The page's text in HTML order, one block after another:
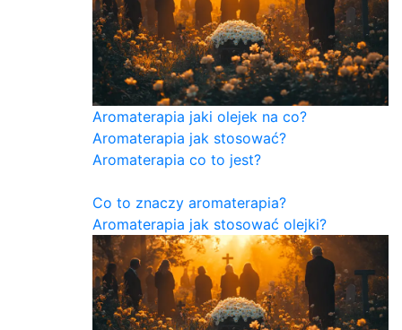
Aromaterapia jaki olejek na co?
Aromaterapia jak stosować?
Aromaterapia co to jest?
Co to znaczy aromaterapia?
Aromaterapia jak stosować olejki?